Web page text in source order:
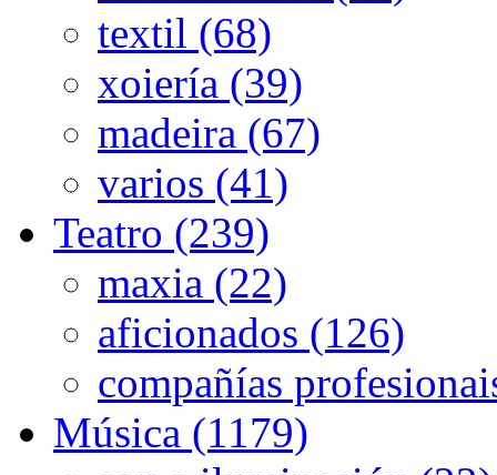
textil (68)
xoiería (39)
madeira (67)
varios (41)
Teatro (239)
maxia (22)
aficionados (126)
compañías
Música (1179)